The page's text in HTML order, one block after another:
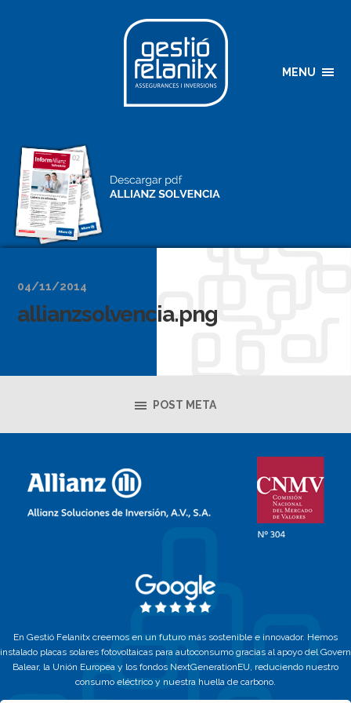
MENU
04/11/2014
allianzsolvencia.png
POST META
En Gestió Felanitx creemos en un futuro más sostenible e innovador. Hemos
instalado placas solares fotovoltaicas para autoconsumo gracias al apoyo del Govern
Balear, la Unión Europea y los fondos NextGenerationEU, reduciendo nuestro
consumo eléctrico y nuestra huella de carbono.